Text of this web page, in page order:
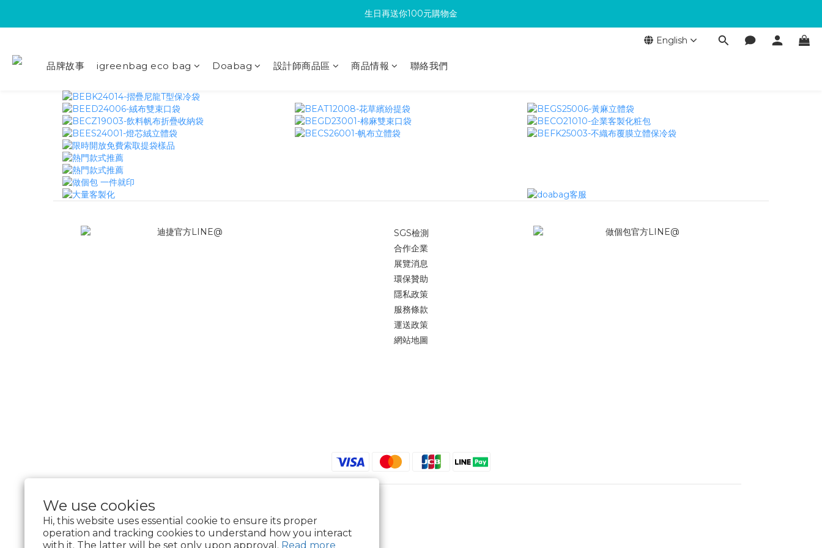
We use cookies
Hi, this website uses essential cookie to ensure its proper
operation and tracking cookies to understand how you interact
with it. The latter will be set only upon approval. Read more
滿300回饋10%購物金
生日再送你100元購物金
滿300回饋10%購物金
English
品牌故事 igreenbag eco bag Doabag 設計師商品區 商品情報 聯絡我們
SGS檢測
合作企業
展覽消息
環保贊助
隱私政策
服務條款
運送政策
網站地圖
$ TWD English